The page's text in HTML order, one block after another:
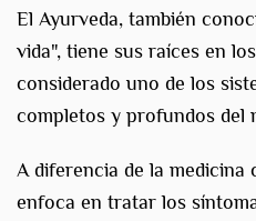
El Ayurveda, también
vida", tiene sus raíces en
considerado uno de los
completos y profundos del
A diferencia de la medicina
enfoca en tratar los